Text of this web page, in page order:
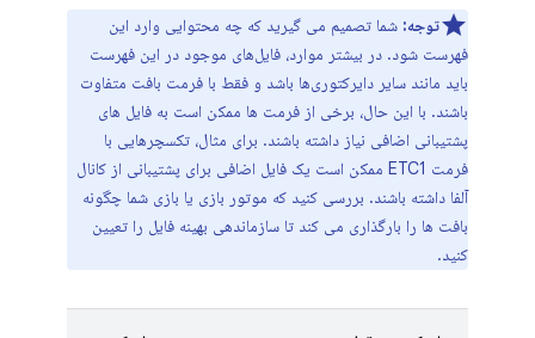
توجه: شما تصمیم می گیرید که چه محتوایی وارد این
فهرست شود. در بیشتر موارد، فایل‌های موجود در این فهرست
باید مانند سایر دایرکتوری‌ها باشد و فقط با فرمت بافت متفاوت
باشند. با این حال، برخی از فرمت ها ممکن است به فایل های
پشتیبانی اضافی نیاز داشته باشند. برای مثال، تکسچرهایی با
فرمت ETC1 ممکن است یک فایل اضافی برای پشتیبانی از کانال
آلفا داشته باشند. بررسی کنید که موتور بازی یا بازی شما چگونه
بافت ها را بارگذاری می کند تا سازماندهی بهینه فایل را تعیین
کنید.